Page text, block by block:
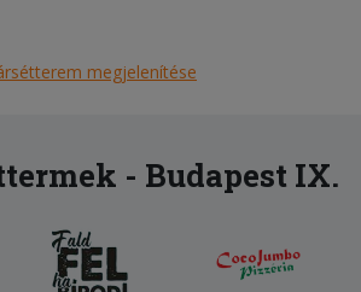
megjelenítése
- Budapest IX.